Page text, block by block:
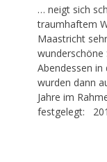
Veröffentlicht
am
23.
September
2017
Kommentieren
… neigt sich
traumhaftem
Maastricht
wunderschöne
Abendessen
wurden dann
Jahre im
festgelegt: